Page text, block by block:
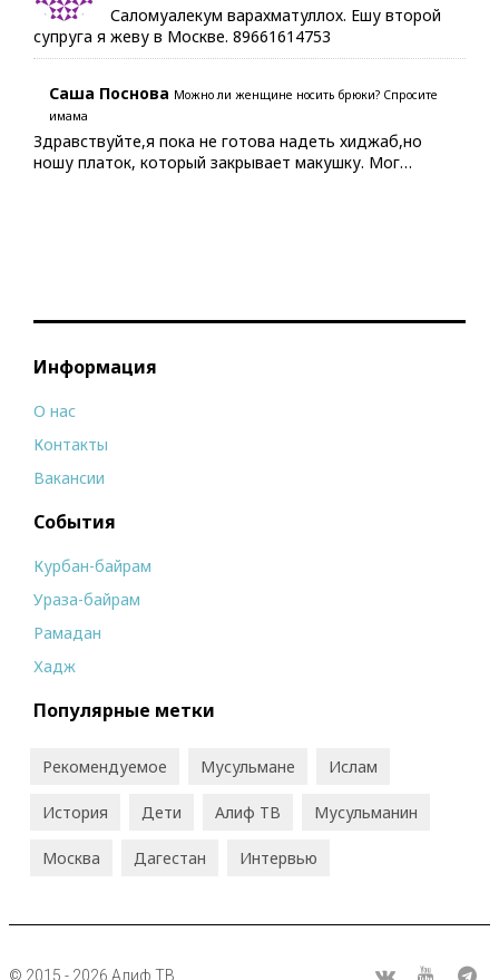
Саломуалекум варахматуллох. Ешу второй
супруга я жеву в Москве. 89661614753
Саша Поснова Можно ли женщине носить брюки? Спросите
имама
Здравствуйте,я пока не готова надеть хиджаб,но
ношу платок, который закрывает макушку. Мог…
Информация
О нас
Контакты
Вакансии
События
Курбан-байрам
Ураза-байрам
Рамадан
Хадж
Популярные метки
Рекомендуемое Мусульмане Ислам
История Дети Алиф ТВ Мусульманин
Москва Дагестан Интервью
© 2015 - 2026 Алиф ТВ